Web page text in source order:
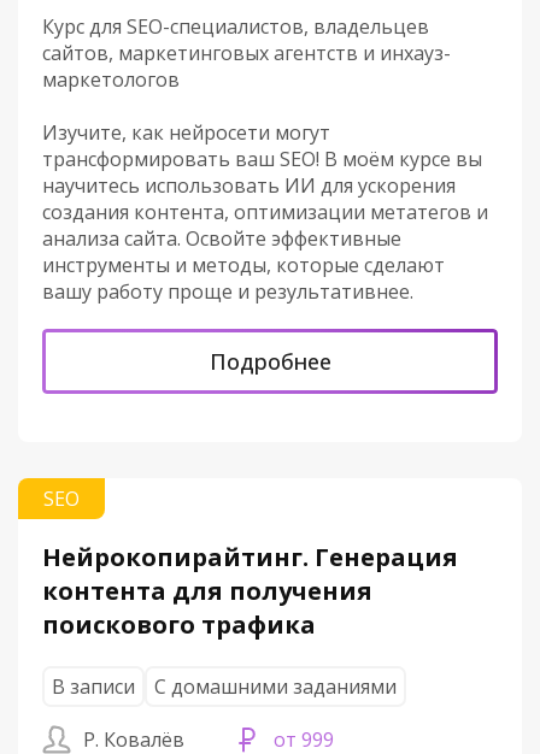
Курс для SEO-специалистов, владельцев
сайтов, маркетинговых агентств и инхауз-
маркетологов
Изучите, как нейросети могут
трансформировать ваш SEO! В моём курсе вы
научитесь использовать ИИ для ускорения
создания контента, оптимизации метатегов и
анализа сайта. Освойте эффективные
инструменты и методы, которые сделают
вашу работу проще и результативнее.
Подробнее
SEO
Нейрокопирайтинг. Генерация
контента для получения
поискового трафика
В записи
С домашними заданиями
Р. Ковалёв
от 999